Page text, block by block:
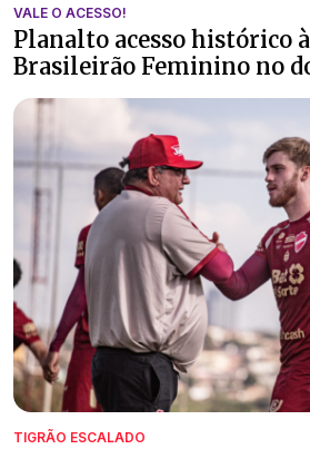
VALE O ACESSO!
Planalto acesso histórico
Brasileirão Feminino no
TIGRÃO ESCALADO